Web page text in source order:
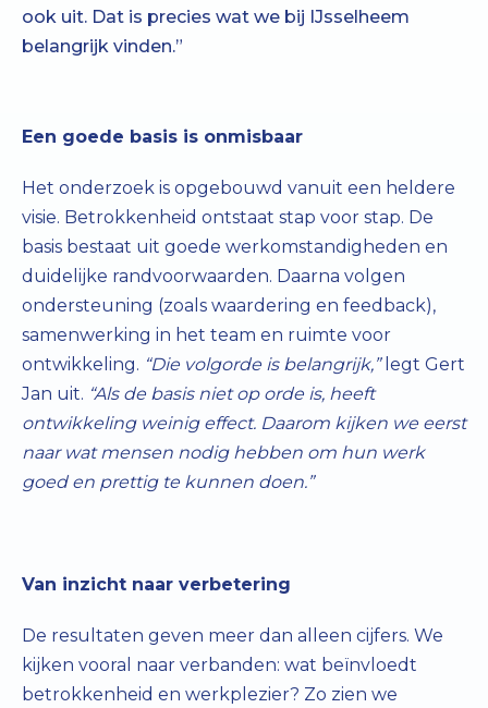
ook uit. Dat is precies wat we bij IJsselheem
belangrijk vinden.”
Een goede basis is onmisbaar
Het onderzoek is opgebouwd vanuit een heldere
visie. Betrokkenheid ontstaat stap voor stap. De
basis bestaat uit goede werkomstandigheden en
duidelijke randvoorwaarden. Daarna volgen
ondersteuning (zoals waardering en feedback),
samenwerking in het team en ruimte voor
ontwikkeling. “Die volgorde is belangrijk,”legt Gert
Jan uit. “Als de basis niet op orde is, heeft
ontwikkeling weinig effect. Daarom kijken we eerst
naar wat mensen nodig hebben om hun werk
goed en prettig te kunnen doen.”
Van inzicht naar verbetering
De resultaten geven meer dan alleen cijfers. We
kijken vooral naar verbanden: wat beïnvloedt
betrokkenheid en werkplezier? Zo zien we